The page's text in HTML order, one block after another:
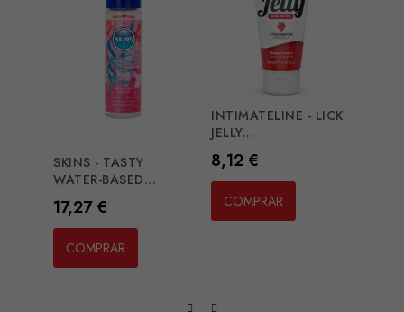
SKINS - TASTY
WATER-BASED...
Preço
17,27 €
COMPRAR
INTIMATELINE - LICK
JELLY...
Preço
8,12 €
COMPRAR